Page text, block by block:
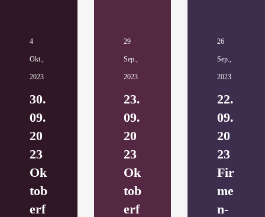
4
Okt.,
2023
30.
09.
20
23
Ok
tob
erf
29
Sep.,
2023
23.
09.
20
23
Ok
tob
erf
26
Sep.,
2023
22.
09.
20
23
Fir
me
n-